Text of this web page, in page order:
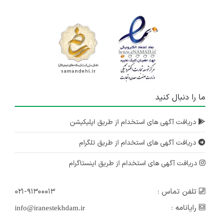
ما را دنبال کنید
دریافت آگهی های استخدام از طریق اپلیکیشن
دریافت آگهی های استخدام از طریق تلگرام
دریافت آگهی های استخدام از طریق اینستاگرام
تلفن تماس :
۰۲۱-۹۱۳۰۰۰۱۳
رایانامه :
info@iranestekhdam.ir